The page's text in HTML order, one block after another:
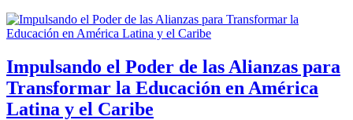
Impulsando el Poder de las Alianzas para
Transformar la Educación en América
Latina y el Caribe